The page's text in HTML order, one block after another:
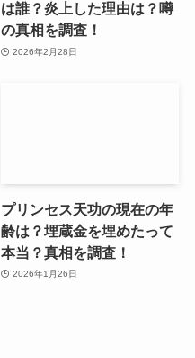
は誰？炎上した理由は？噂
の真相を調査！
2026年2月28日
プリンセス天功の現在の年
齢は？埋蔵金を埋めたって
本当？真相を調査！
2026年1月26日